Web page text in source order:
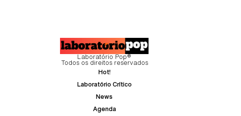
Laboratório Pop®
Todos os direitos reservados
Hot!
Laboratório Crítico
News
Agenda